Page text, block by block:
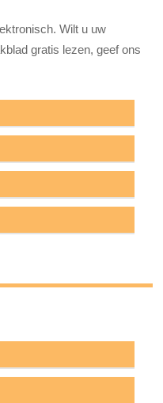
Wilt u uw
gratis lezen, geef ons